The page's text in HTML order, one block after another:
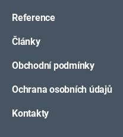
Reference
Články
Obchodní podmínky
Ochrana osobních údajů
Kontakty